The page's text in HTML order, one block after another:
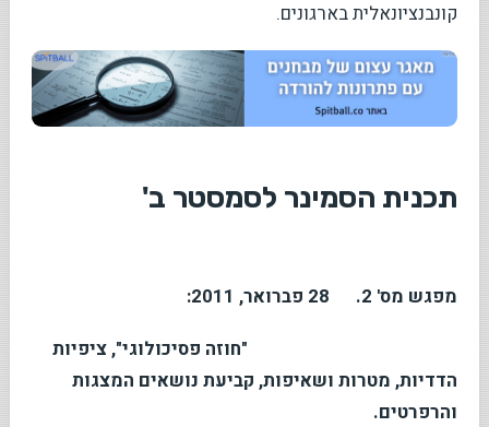
קונבנציונאלית בארגונים.
תכנית הסמינר לסמסטר ב'
מפגש מס' 2. 28 פברואר, 2011:
"חוזה פסיכולוגי", ציפיות
הדדיות, מטרות ושאיפות, קביעת נושאים המצגות
והרפרטים.